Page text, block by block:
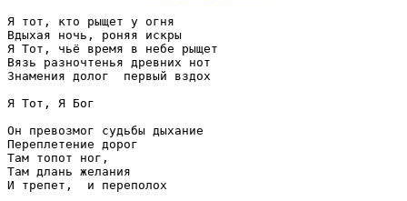
Я тот, кто рыщет у огня
Вдыхая ночь, роняя искры
Я Тот, чьё время в небе рыщет
Вязь разночтенья древних нот
Знамения долог  первый вздох
Я Тот, Я Бог
Он превозмог судьбы дыхание
Переплетение дорог
Там топот ног,
Там длань желания
И трепет,  и переполох